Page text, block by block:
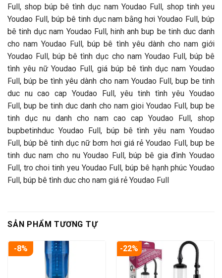
Full, shop búp bê tình dục nam Youdao Full, shop tinh yeu
Youdao Full, búp bê tinh dục nam bằng hơi Youdao Full, búp
bê tinh dục nam Youdao Full, hinh anh bup be tinh duc danh
cho nam Youdao Full, búp bê tình yêu dành cho nam giới
Youdao Full, búp bê tình dục cho nam Youdao Full, búp bê
tình yêu nữ Youdao Full, giá búp bê tình dục nam Youdao
Full, búp be tình yêu dành cho nam Youdao Full, bup be tinh
duc nu cao cap Youdao Full, yêu tinh tình yêu Youdao
Full, bup be tinh duc danh cho nam gioi Youdao Full, bup be
tinh dục nu danh cho nam cao cap Youdao Full, shop
bupbetinhduc Youdao Full, búp bê tình yêu nam Youdao
Full, búp bê tinh dục nữ bơm hơi giá rẻ Youdao Full, bup be
tinh duc nam cho nu Youdao Full, búp bê gia đình Youdao
Full, tro choi tinh yeu Youdao Full, búp bê hạnh phúc Youdao
Full, búp bê tình duc cho nam giá rẻ Youdao Full
SẢN PHẨM TƯƠNG TỰ
-8% -22%